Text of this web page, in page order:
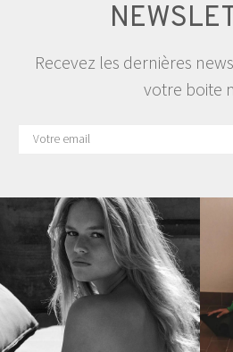
Recevez les dernières
votre boite